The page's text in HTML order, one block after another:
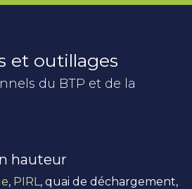
et outillages
du BTP et de la
hauteur
, PIRL , quai de déchargement,